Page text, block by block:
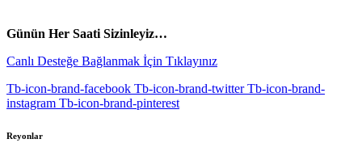
Günün Her Saati Sizinleyiz…
Canlı Desteğe Bağlanmak İçin Tıklayınız
Tb-icon-brand-facebook Tb-icon-brand-twitter Tb-icon-brand-
instagram Tb-icon-brand-pinterest
Reyonlar